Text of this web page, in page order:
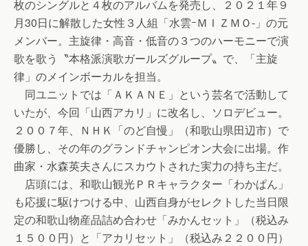
枚のシングルと４枚のアルバムを発売し、２０２１年９
月30日に解散した女性３人組「水雲ｰＭＩＺＭＯ-」の元
メンバー。主旋律・高音・低音の３つのハーモニーで演
歌を歌う〝本格派演歌ガールズグループ〟で、「主旋
律」のメインボーカルを担当。
同ユニットでは「ＡＫＡＮＥ」という芸名で活動して
いたが、今回「山西アカリ」に改名し、ソロデビュー。
２００７年、ＮＨＫ「のど自慢」（和歌山県田辺市）で
優勝し、その年のグランドチャンピオン大会に出場。作
曲家・水森英夫さんにスカウトされた実力の持ち主だ。
店頭には、和歌山観光ＰＲキャラクター「わかぱん」
も応援に駆けつける中、山西自身がセレクトした当日限
定の和歌山物産品詰め合わせ「みかんセット」（税込み
１５００円）と「アカリセット」（税込み２２００円）